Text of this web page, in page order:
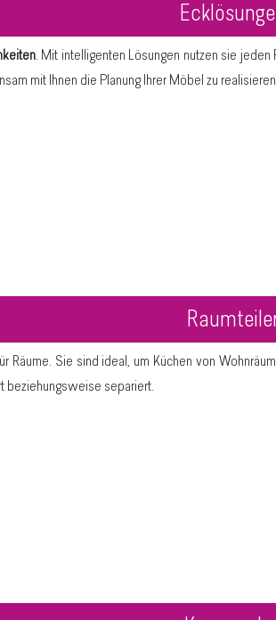
. Mit intelligenten Lösungen nutzen sie
mit Ihnen die Planung Ihrer Möbel zu
Räume. Sie sind ideal, um Küchen von
beziehungsweise separiert.